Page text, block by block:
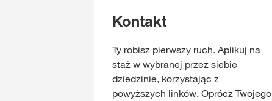
Kontakt
Ty robisz pierwszy ruch. Aplikuj na
staż w wybranej przez siebie
dziedzinie, korzystając z
powyższych linków. Oprócz Twojego